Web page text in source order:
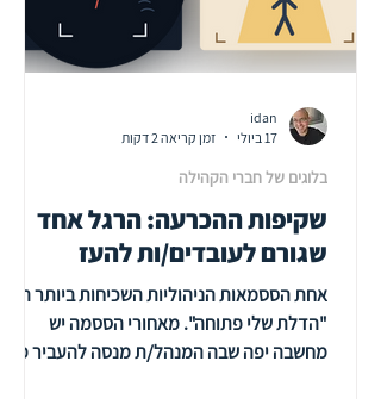
שקיפות ההכרעה: הרגל אחד
שגורם לעובדים/ות להעז
אחת הססמאות הניהוליות השכיחות ביותר היא:
"הדלת שלי פתוחה". מאחורי הססמה יש
מחשבה יפה שבה המנהל/ת מנסה להעביר
בלוגים של חברי הקהילה
idan
17 ביולי
זמן קריאה 2 דקות